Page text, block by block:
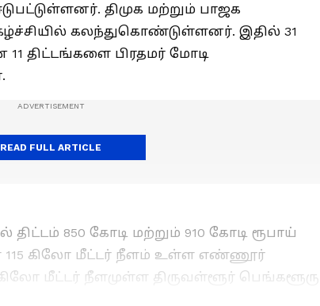
திமுக மற்றும் பாஜக
கலந்துகொண்டுள்ளனர். இதில் 31
11 திட்டங்களை பிரதமர் மோடி
850 கோடி மற்றும் 910 கோடி ரூபாய்
115 கிலோ மீட்டர் நீளம் உள்ள எண்ணூர்
கிலோ மீட்டர் நீளமுள்ள திருவள்ளூர் பெங்களூரு
READ FULL ARTICLE